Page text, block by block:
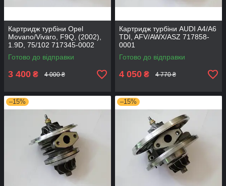
Картридж турбіни Opel
Movano/Vivaro, F9Q, (2002),
1.9D, 75/102 717345-0002
Готово до відправки
3 400 ₴ 4 000 ₴
Картридж турбіни AUDI A4/A6
TDI, AFV/AWX/ASZ 717858-
0001
Готово до відправки
4 050 ₴ 4 770 ₴
–15% –15%